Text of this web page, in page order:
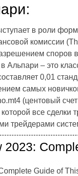
в роли
комиссии
Альпари – это
0,01
самых
(центовый
все
трейдерами
2023:
Guide of